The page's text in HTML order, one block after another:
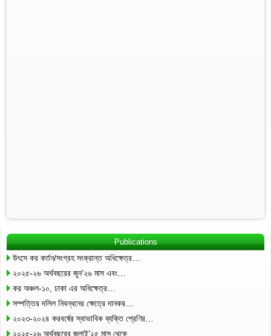
Publications
উৎসে কর কর্তন/সংগ্রহ সংক্রান্ত অধিক্ষেত্র…
২০২৫-২৬ অর্থবছরের জুন’২৬ মাস এবং…
কর অঞ্চল-১০, ঢাকা এর অধিক্ষেত্র…
সম্পত্তির দলিল নিবন্ধনের ক্ষেত্রে দানকর…
২০২৩-২০২৪ করবর্ষের স্বাভাবিক ব্যক্তি শ্রেণির…
২০২৫-২৬ অর্থবছরের জুলাই’২৫ মাস থেকে…